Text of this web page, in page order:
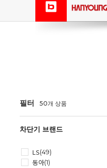
필터 50개 상품
차단기 브랜드
LS(49)
동아(1)